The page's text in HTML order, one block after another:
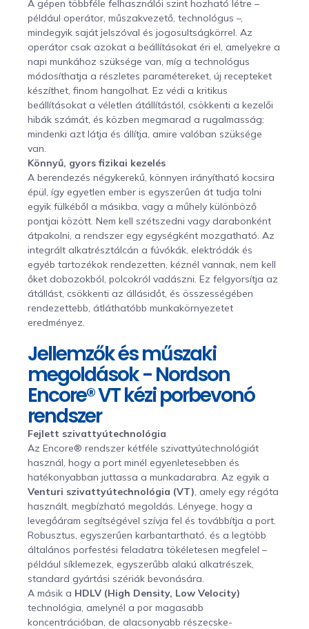
A gépen többféle felhasználói szint hozható létre –
például operátor, műszakvezető, technológus –,
mindegyik saját jelszóval és jogosultságkörrel. Az
operátor csak azokat a beállításokat éri el, amelyekre a
napi munkához szüksége van, míg a technológus
módosíthatja a részletes paramétereket, új recepteket
készíthet, finom hangolhat. Ez védi a kritikus
beállításokat a véletlen átállítástól, csökkenti a kezelői
hibák számát, és közben megmarad a rugalmasság:
mindenki azt látja és állítja, amire valóban szüksége
van.
Könnyű, gyors fizikai kezelés
A berendezés négykerekű, könnyen irányítható kocsira
épül, így egyetlen ember is egyszerűen át tudja tolni
egyik fülkéből a másikba, vagy a műhely különböző
pontjai között. Nem kell szétszedni vagy darabonként
átpakolni, a rendszer egy egységként mozgatható. Az
integrált alkatrésztálcán a fúvókák, elektródák és
egyéb tartozékok rendezetten, kéznél vannak, nem kell
őket dobozokból, polcokról vadászni. Ez felgyorsítja az
átállást, csökkenti az állásidőt, és összességében
rendezettebb, átláthatóbb munkakörnyezetet
eredményez.
Jellemzők és műszaki
megoldások - Nordson
Encore® VT kézi porbevonó
rendszer
Fejlett szivattyútechnológia
Az Encore® rendszer kétféle szivattyútechnológiát
használ, hogy a port minél egyenletesebben és
hatékonyabban juttassa a munkadarabra. Az egyik a
Venturi szivattyútechnológia (VT) , amely egy régóta
használt, megbízható megoldás. Lényege, hogy a
levegőáram segítségével szívja fel és továbbítja a port.
Robusztus, egyszerűen karbantartható, és a legtöbb
általános porfestési feladatra tökéletesen megfelel –
például síklemezek, egyszerűbb alakú alkatrészek,
standard gyártási szériák bevonására.
A másik a HDLV (High Density, Low Velocity)
technológia, amelynél a por magasabb
koncentrációban, de alacsonyabb részecske-